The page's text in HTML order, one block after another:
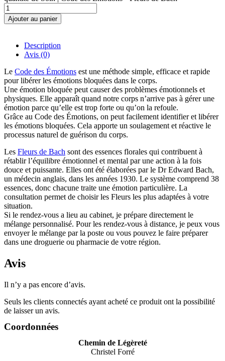
Ajouter au panier
Description
Avis (0)
Le Code des Émotions est une méthode simple, efficace et rapide
pour libérer les émotions bloquées dans le corps.
Une émotion bloquée peut causer des problèmes émotionnels et
physiques. Elle apparaît quand notre corps n’arrive pas à gérer une
émotion parce qu’elle est trop forte ou qu’on la refoule.
Grâce au Code des Émotions, on peut facilement identifier et libérer
les émotions bloquées. Cela apporte un soulagement et réactive le
processus naturel de guérison du corps.
Les Fleurs de Bach sont des essences florales qui contribuent à
rétablir l’équilibre émotionnel et mental par une action à la fois
douce et puissante. Elles ont été élaborées par le Dr Edward Bach,
un médecin anglais, dans les années 1930. Le système comprend 38
essences, donc chacune traite une émotion particulière. La
consultation permet de choisir les Fleurs les plus adaptées à votre
situation.
Si le rendez-vous a lieu au cabinet, je prépare directement le
mélange personnalisé. Pour les rendez-vous à distance, je peux vous
envoyer le mélange par la poste ou vous pouvez le faire préparer
dans une droguerie ou pharmacie de votre région.
Avis
Il n’y a pas encore d’avis.
Seuls les clients connectés ayant acheté ce produit ont la possibilité
de laisser un avis.
Coordonnées
Chemin de Légèreté
Christel Forré